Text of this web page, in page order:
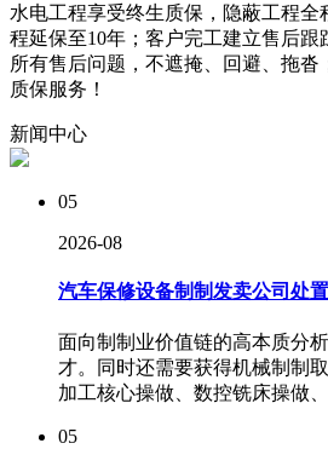
水电工程享受终生质保，隐蔽工程全
程延保至10年；客户完工建立售后
所有售后问题， 不遮掩、回避、拖沓
质保服务！
新闻中心
05
2026-08
汽车保修设备制制发卖公司处
面向制制业价值链的高本质分
才。同时还需要获得机械制制
加工核心操做、数控铣床操做
05